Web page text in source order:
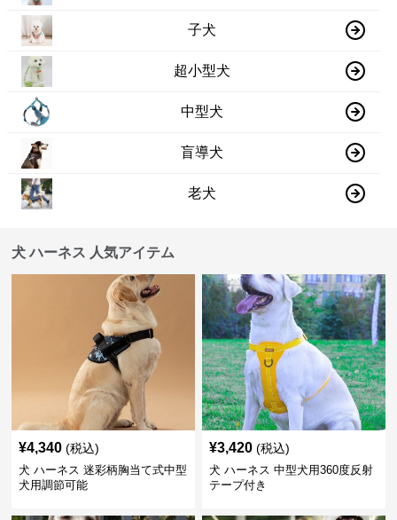
子犬
超小型犬
中型犬
盲導犬
老犬
犬 ハーネス 人気アイテム
¥4,340 (税込)
犬 ハーネス 迷彩柄胸当て式中型
犬用調節可能
¥3,420 (税込)
犬 ハーネス 中型犬用360度反射
テープ付き